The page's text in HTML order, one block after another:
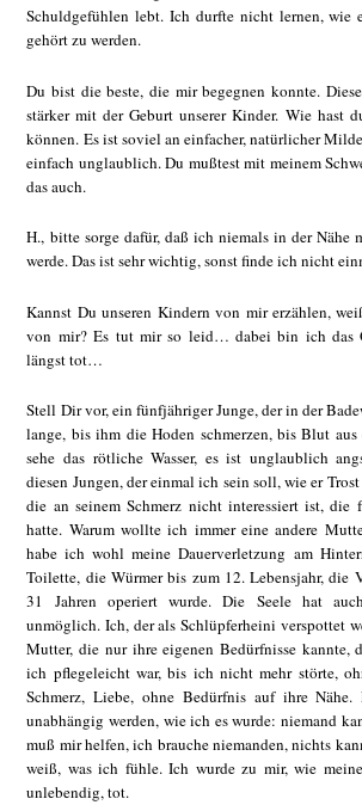
Schuldgefühlen lebt. Ich durfte nicht lernen, wie
gehört zu werden.
Du bist die beste, die mir begegnen konnte.
stärker mit der Geburt unserer Kinder. Wie hast
können. Es ist soviel an einfacher, natürlicher
einfach unglaublich. Du mußtest mit meinem
das auch.
H., bitte sorge dafür, daß ich niemals in der Nähe
werde. Das ist sehr wichtig, sonst finde ich nicht
Kannst Du unseren Kindern von mir erzählen,
von mir? Es tut mir so leid… dabei bin ich das
längst tot…
Stell Dir vor, ein fünfjähriger Junge, der in der
lange, bis ihm die Hoden schmerzen, bis Blut
sehe das rötliche Wasser, es ist unglaublich
diesen Jungen, der einmal ich sein soll, wie er
die an seinem Schmerz nicht interessiert ist, die
hatte. Warum wollte ich immer eine andere
habe ich wohl meine Dauerverletzung am
Toilette, die Würmer bis zum 12. Lebensjahr, die
31 Jahren operiert wurde. Die Seele hat
unmöglich. Ich, der als Schlüpferheini verspottet
Mutter, die nur ihre eigenen Bedürfnisse kannte,
ich pflegeleicht war, bis ich nicht mehr störte,
Schmerz, Liebe, ohne Bedürfnis auf ihre
unabhängig werden, wie ich es wurde: niemand
muß mir helfen, ich brauche niemanden, nichts
weiß, was ich fühle. Ich wurde zu mir, wie
unlebendig, tot.